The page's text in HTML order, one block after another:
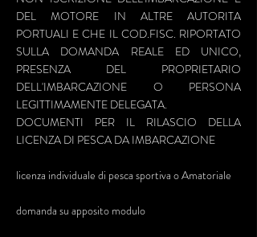
DEL MOTORE IN ALTRE AUTORITA
PORTUALI E CHE IL COD.FISC. RIPORTATO
SULLA DOMANDA REALE ED UNICO,
PRESENZA DEL PROPRIETARIO
DELL'IMBARCAZIONE O PERSONA
LEGITTIMAMENTE DELEGATA.
DOCUMENTI PER IL RILASCIO DELLA
LICENZA DI PESCA DA IMBARCAZIONE
licenza individuale di pesca sportiva o Amatoriale
domanda su apposito modulo